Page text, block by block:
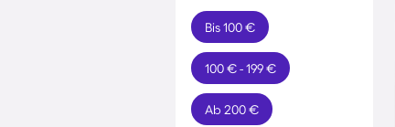
Bis 100 €
100 € - 199 €
Ab 200 €